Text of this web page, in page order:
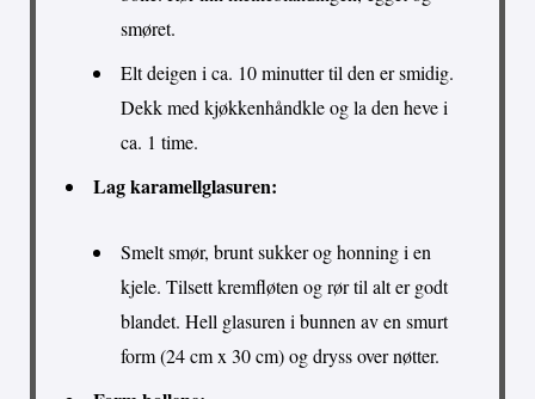
smøret.
Elt deigen i ca. 10 minutter til den er smidig.
Dekk med kjøkkenhåndkle og la den heve i
ca. 1 time.
Lag karamellglasuren:
Smelt smør, brunt sukker og honning i en
kjele. Tilsett kremfløten og rør til alt er godt
blandet. Hell glasuren i bunnen av en smurt
form (24 cm x 30 cm) og dryss over nøtter.